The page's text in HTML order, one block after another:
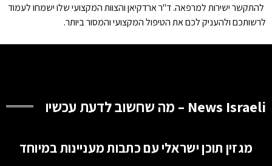
להתקשר ישירות למרפאה. ד"ר ארדקיאן והצוות המקצועי שלו ישמחו לעמוד
לרשותכם ולהעניק לכם את הטיפול המקצועי והמסור ביותר.
News Israeli – מה שחשוב לדעת עכשיו
מגזין תוכן ישראלי עם כתבות מעניינות במיוחד